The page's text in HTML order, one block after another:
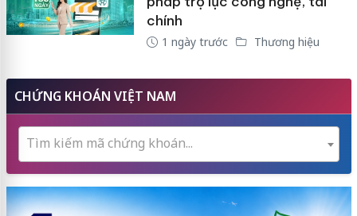
chính
1 ngày trước Thương hiệu
CHỨNG KHOÁN VIỆT NAM
Tìm kiếm mã chứng khoán...